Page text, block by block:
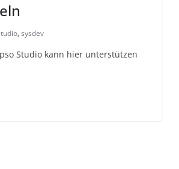
, sysdev
Studio kann hier unterstützen